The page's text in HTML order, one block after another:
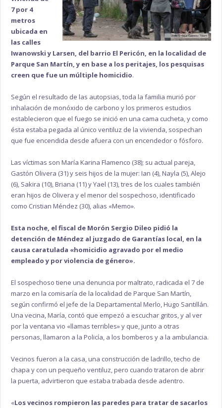
7 por 4
metros
ubicada en
las calles
Iwanowski y Larsen, del barrio El Pericón, en la localidad de
Parque San Martín, y en base a los peritajes, los pesquisas
creen que fue un múltiple homicidio.
Según el resultado de las autopsias, toda la familia murió por
inhalación de monóxido de carbono y los primeros estudios
establecieron que el fuego se inició en una cama cucheta, y como
ésta estaba pegada al único ventiluz de la vivienda, sospechan
que fue encendida desde afuera con un encendedor o fósforo.
Las víctimas son María Karina Flamenco (38); su actual pareja,
Gastón Olivera (31) y seis hijos de la mujer: Ian (4), Nayla (5), Alejo
(6), Sakira (10), Briana (11) y Yael (13), tres de los cuales también
eran hijos de Olivera y el menor del sospechoso, identificado
como Cristian Méndez (30), alias «Memo».
Esta noche, el fiscal de Morón Sergio Dileo pidió la
detención de Méndez al juzgado de Garantías local, en la
causa caratulada «homicidio agravado por el medio
empleado y por violencia de género».
El sospechoso tiene una denuncia por maltrato, radicada el 7 de
marzo en la comisaría de la localidad de Parque San Martín,
según confirmó el jefe de la Departamental Merlo, Hugo Santillán.
Una vecina, María, contó que empezó a escuchar gritos, y al ver
por la ventana vio «llamas terribles» y que, junto a otras
personas, llamaron a la Policía, a los bomberos y a la ambulancia.
Vecinos fueron a la casa, una construcción de ladrillo, techo de
chapa y con un pequeño ventiluz, pero cuando trataron de abrir
la puerta, advirtieron que estaba trabada desde adentro.
«Los vecinos rompieron las paredes para tratar de sacarlos